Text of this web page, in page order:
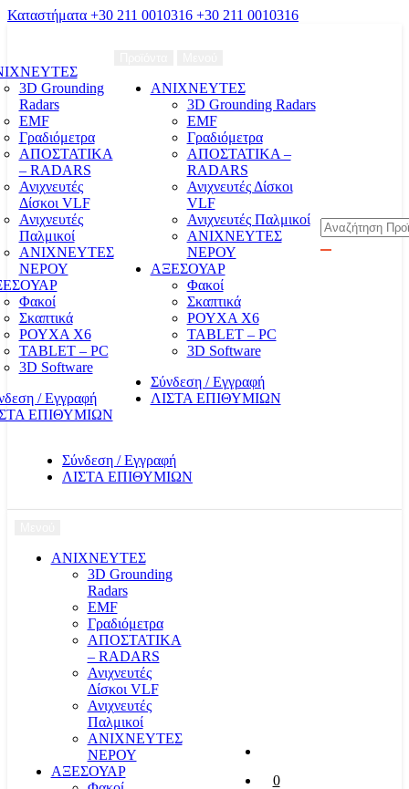
Καταστήματα +30 211 0010316 +30 211 0010316
3D Grounding
Radars
EMF
Γραδιόμετρα
ΑΠΟΣΤΑΤΙΚΑ
– RADARS
Ανιχνευτές
Δίσκοι VLF
Ανιχνευτές
Παλμικοί
ΑΝΙΧΝΕΥΤΕΣ
ΝΕΡΟΥ
Φακοί
Σκαπτικά
ΡΟΥΧΑ Χ6
TABLET – PC
3D Software
/ Εγγραφή
ΕΠΙΘΥΜΙΩΝ
ΑΝΙΧΝΕΥΤΕΣ
3D Grounding Radars
EMF
Γραδιόμετρα
ΑΠΟΣΤΑΤΙΚΑ –
RADARS
Ανιχνευτές Δίσκοι
VLF
Ανιχνευτές Παλμικοί
ΑΝΙΧΝΕΥΤΕΣ
ΝΕΡΟΥ
ΑΞΕΣΟΥΑΡ
Φακοί
Σκαπτικά
ΡΟΥΧΑ Χ6
TABLET – PC
3D Software
Σύνδεση / Εγγραφή
ΛΙΣΤΑ ΕΠΙΘΥΜΙΩΝ
Αναζήτηση
Σύνδεση / Εγγραφή
ΛΙΣΤΑ ΕΠΙΘΥΜΙΩΝ
ΑΝΙΧΝΕΥΤΕΣ
3D Grounding
Radars
EMF
Γραδιόμετρα
ΑΠΟΣΤΑΤΙΚΑ
– RADARS
Ανιχνευτές
Δίσκοι VLF
Ανιχνευτές
Παλμικοί
ΑΝΙΧΝΕΥΤΕΣ
ΝΕΡΟΥ
ΑΞΕΣΟΥΑΡ
0